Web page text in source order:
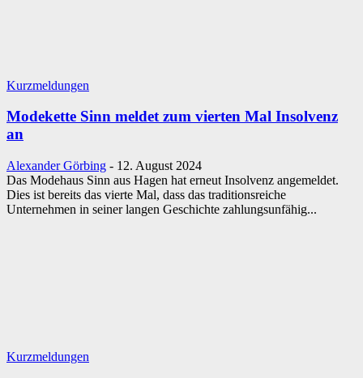
Kurzmeldungen
Modekette Sinn meldet zum vierten Mal Insolvenz
an
Alexander Görbing - 12. August 2024
Das Modehaus Sinn aus Hagen hat erneut Insolvenz angemeldet.
Dies ist bereits das vierte Mal, dass das traditionsreiche
Unternehmen in seiner langen Geschichte zahlungsunfähig...
Kurzmeldungen